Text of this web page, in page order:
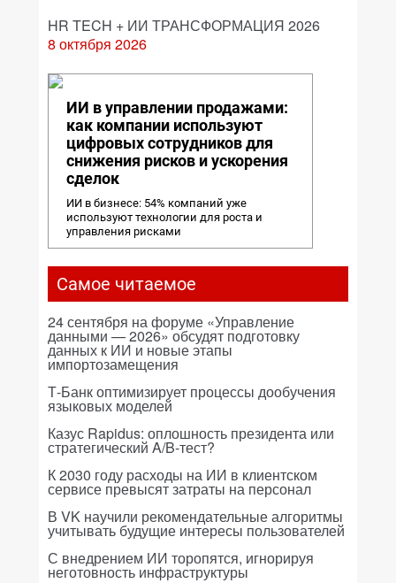
HR TECH + ИИ ТРАНСФОРМАЦИЯ 2026
8 октября 2026
ИИ в управлении продажами:
как компании используют
цифровых сотрудников для
снижения рисков и ускорения
сделок
ИИ в бизнесе: 54% компаний уже
используют технологии для роста и
управления рисками
Самое читаемое
24 сентября на форуме «Управление
данными — 2026» обсудят подготовку
данных к ИИ и новые этапы
импортозамещения
Т-Банк оптимизирует процессы дообучения
языковых моделей
Казус Rapidus: оплошность президента или
стратегический A/B-тест?
К 2030 году расходы на ИИ в клиентском
сервисе превысят затраты на персонал
В VK научили рекомендательные алгоритмы
учитывать будущие интересы пользователей
С внедрением ИИ торопятся, игнорируя
неготовность инфраструктуры